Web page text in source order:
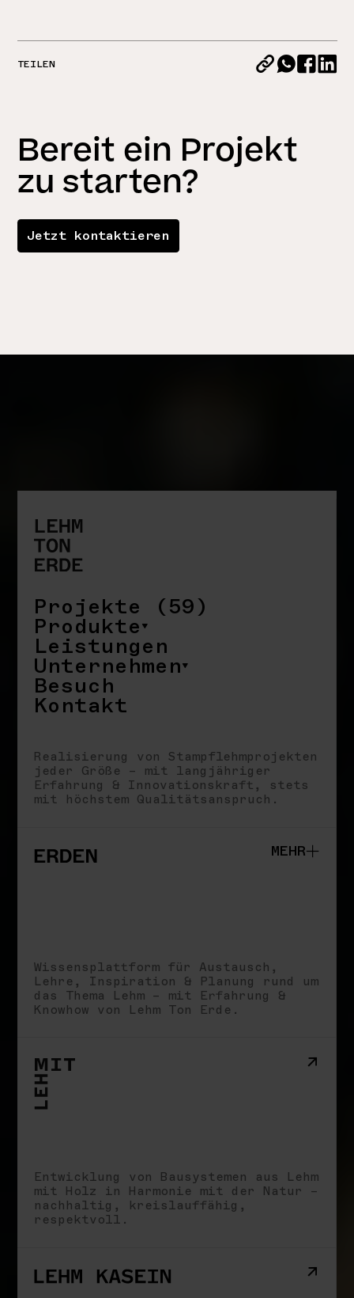
TEILEN
Bereit ein Projekt
zu starten?
Jetzt kontaktieren
Projekte (59)
Produkte
Leistungen
Unternehmen
Besuch
Kontakt
Realisierung von Stampflehmprojekten
jeder Größe – mit langjähriger
Erfahrung & Innovationskraft, stets
mit höchstem Qualitätsanspruch.
MEHR
Impact
Storys
Impressum
Wissensplattform für Austausch,
Lehre, Inspiration & Planung rund um
das Thema Lehm – mit Erfahrung &
Knowhow von Lehm Ton Erde.
Entwicklung von Bausystemen aus Lehm
mit Holz in Harmonie mit der Natur –
nachhaltig, kreislauffähig,
respektvoll.